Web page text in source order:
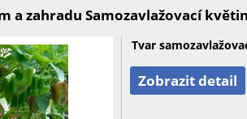
a zahradu Samozavlažovací
Tvar
Zobrazit detail